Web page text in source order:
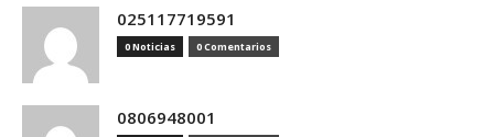
025117719591
0 Noticias 0 Comentarios
0806948001